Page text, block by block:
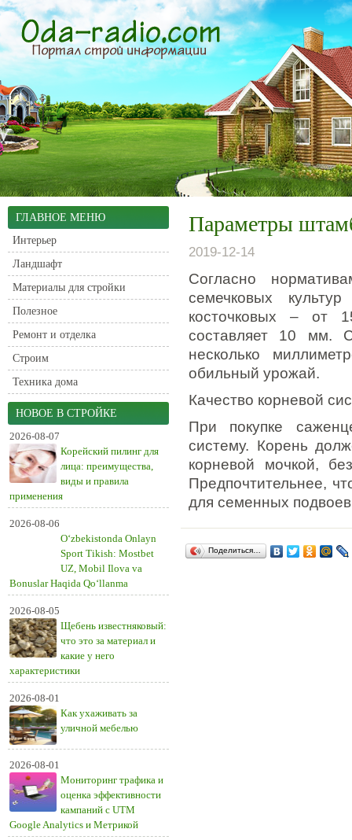
ГЛАВНОЕ МЕНЮ
Интерьер
Ландшафт
Материалы для стройки
Полезное
Ремонт и отделка
Строим
Техника дома
НОВОЕ В СТРОЙКЕ
2026-08-07
Корейский пилинг для
лица: преимущества,
виды и правила
применения
2026-08-06
O‘zbekistonda Onlayn
Sport Tikish: Mostbet
UZ, Mobil Ilova va
Bonuslar Haqida Qo‘llanma
2026-08-05
Щебень известняковый:
что это за материал и
какие у него
характеристики
2026-08-01
Как ухаживать за
уличной мебелью
2026-08-01
Мониторинг трафика и
оценка эффективности
кампаний с UTM
Google Analytics и Метрикой
Параметры
2019-12-14
Согласно
семечковых
косточковых – от
составляет 10 мм.
несколько
обильный урожай.
Качество корневой
При покупке
систему. Корень
корневой мочкой,
Предпочтительнее,
для семенных
Поделиться…